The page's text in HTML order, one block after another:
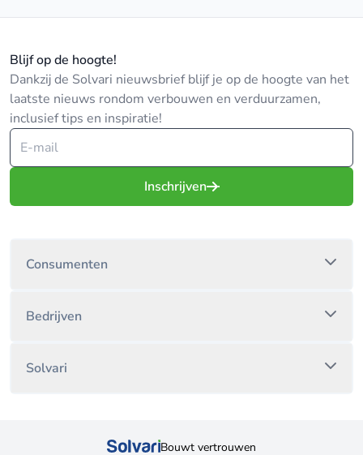
Blijf op de hoogte!
Dankzij de Solvari nieuwsbrief blijf je op de hoogte van het
laatste nieuws rondom verbouwen en verduurzamen,
inclusief tips en inspiratie!
Inschrijven
Consumenten
Bedrijven
Solvari
Bouwt vertrouwen